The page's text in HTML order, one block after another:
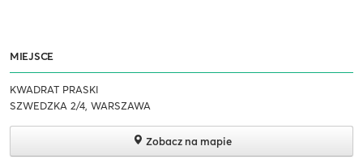
MIEJSCE
KWADRAT PRASKI
SZWEDZKA 2/4, WARSZAWA
Zobacz na mapie